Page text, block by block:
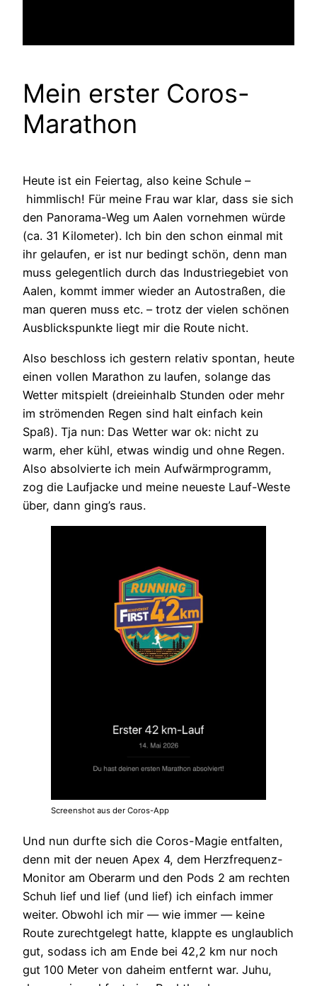
Mein erster Coros-
Marathon
Heute ist ein Feiertag, also keine Schule –
himmlisch! Für meine Frau war klar, dass sie sich
den Panorama-Weg um Aalen vornehmen würde
(ca. 31 Kilometer). Ich bin den schon einmal mit
ihr gelaufen, er ist nur bedingt schön, denn man
muss gelegentlich durch das Industriegebiet von
Aalen, kommt immer wieder an Autostraßen, die
man queren muss etc. – trotz der vielen schönen
Ausblickspunkte liegt mir die Route nicht.
Also beschloss ich gestern relativ spontan, heute
einen vollen Marathon zu laufen, solange das
Wetter mitspielt (dreieinhalb Stunden oder mehr
im strömenden Regen sind halt einfach kein
Spaß). Tja nun: Das Wetter war ok: nicht zu
warm, eher kühl, etwas windig und ohne Regen.
Also absolvierte ich mein Aufwärmprogramm,
zog die Laufjacke und meine neueste Lauf-Weste
über, dann ging’s raus.
Screenshot aus der Coros-App
Und nun durfte sich die Coros-Magie entfalten,
denn mit der neuen Apex 4, dem Herzfrequenz-
Monitor am Oberarm und den Pods 2 am rechten
Schuh lief und lief (und lief) ich einfach immer
weiter. Obwohl ich mir — wie immer — keine
Route zurechtgelegt hatte, klappte es unglaublich
gut, sodass ich am Ende bei 42,2 km nur noch
gut 100 Meter von daheim entfernt war. Juhu,